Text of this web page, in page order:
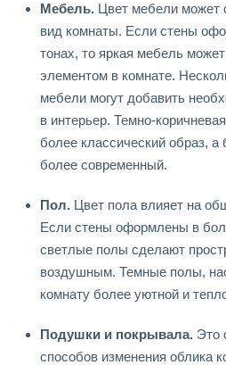
Мебель. Цвет мебели может
вид комнаты. Если стены
тонах, то яркая мебель
элементом в комнате.
мебели могут добавить
в интерьер. Темно-
более классический образ,
более современный.
Пол. Цвет пола влияет на
Если стены оформлены в
светлые полы сделают
воздушным. Темные полы,
комнату более уютной и
Подушки и покрывала. Это
способов изменения облика